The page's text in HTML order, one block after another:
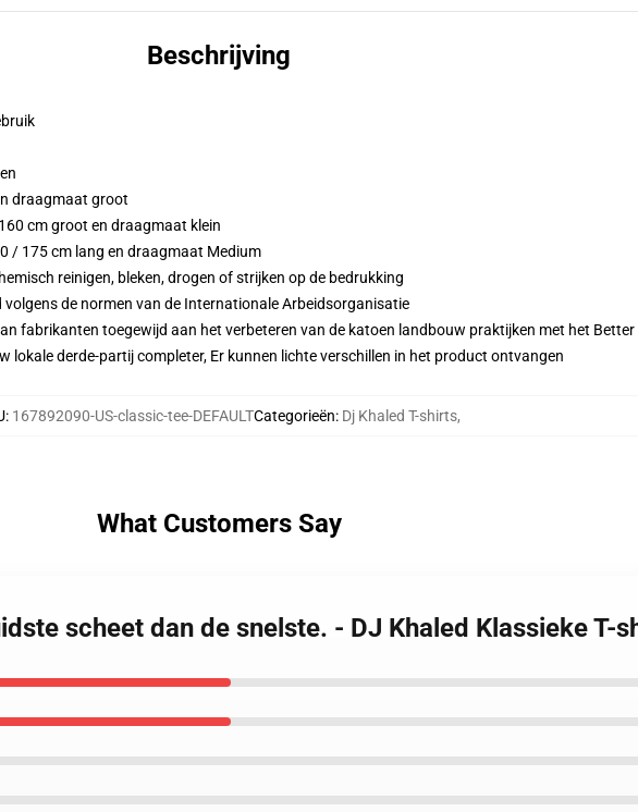
Beschrijving
draagmaat groot
cm groot en draagmaat klein
/ 175 cm lang en draagmaat Medium
reinigen, bleken, drogen of strijken op de bedrukking
de normen van de Internationale Arbeidsorganisatie
fabrikanten toegewijd aan het verbeteren van de katoen landbouw praktijken met het
lokale derde-partij completer, Er kunnen lichte verschillen in het product ontvangen
: 167892090-US-classic-tee-DEFAULTCategorieën: Dj Khaled T-shirts,
What Customers Say
scheet dan de snelste. - DJ Khaled Klassieke T-